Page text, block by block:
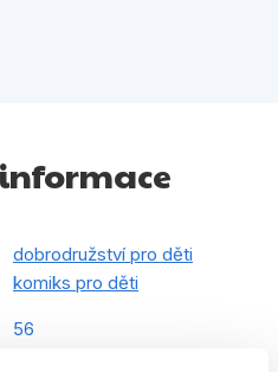
dobrodružství pro děti
komiks pro děti
56